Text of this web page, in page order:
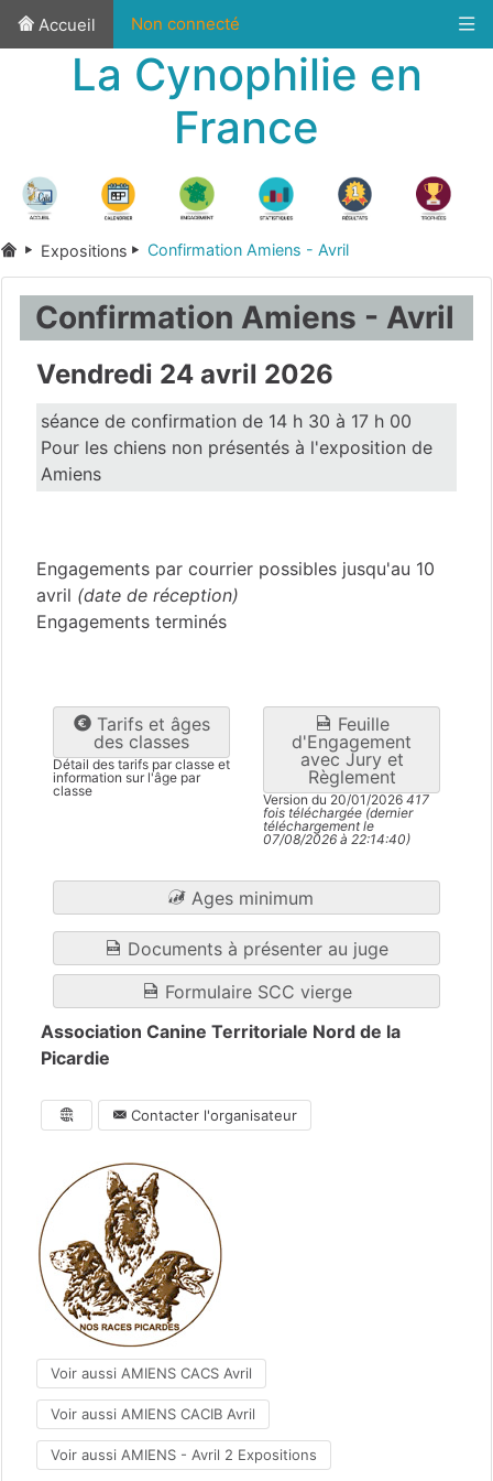
Accueil Non connecté
La Cynophilie en
France
Expositions Confirmation Amiens - Avril
Confirmation Amiens - Avril
Vendredi 24 avril 2026
séance de confirmation de 14 h 30 à 17 h 00
Pour les chiens non présentés à l'exposition de
Amiens
Engagements par courrier possibles jusqu'au 10
avril (date de réception)
Engagements terminés
Tarifs et âges
des classes
Détail des tarifs par classe et
information sur l'âge par
classe
Feuille
d'Engagement
avec Jury et
Règlement
Version du 20/01/2026 417
fois téléchargée (dernier
téléchargement le
07/08/2026 à 22:14:40)
Ages minimum
Documents à présenter au juge
Formulaire SCC vierge
Association Canine Territoriale Nord de la
Picardie
Contacter l'organisateur
Voir aussi AMIENS CACS Avril
Voir aussi AMIENS CACIB Avril
Voir aussi AMIENS - Avril 2 Expositions